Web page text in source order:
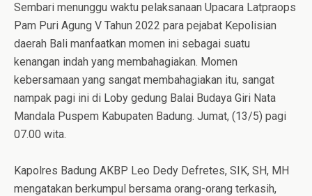
Sembari menunggu waktu pelaksanaan Upacara Latpraops
Pam Puri Agung V Tahun 2022 para pejabat Kepolisian
daerah Bali manfaatkan momen ini sebagai suatu
kenangan indah yang membahagiakan. Momen
kebersamaan yang sangat membahagiakan itu, sangat
nampak pagi ini di Loby gedung Balai Budaya Giri Nata
Mandala Puspem Kabupaten Badung. Jumat, (13/5) pagi
07.00 wita.
Kapolres Badung AKBP Leo Dedy Defretes, SIK, SH, MH
mengatakan berkumpul bersama orang-orang terkasih,